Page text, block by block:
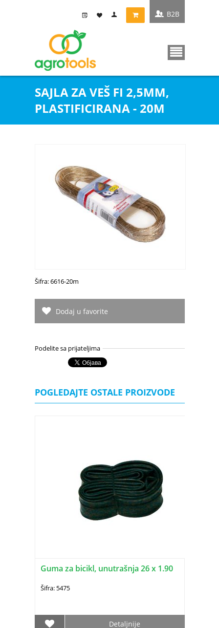
SAJLA ZA VEŠ FI 2,5MM,
PLASTIFICIRANA - 20M
B2B
Šifra: 6616-20m
Dodaj u favorite
Podelite sa prijateljima
POGLEDAJTE OSTALE PROIZVODE
Guma za bicikl, unutrašnja 26 x 1.90
Šifra: 5475
Detaljnije